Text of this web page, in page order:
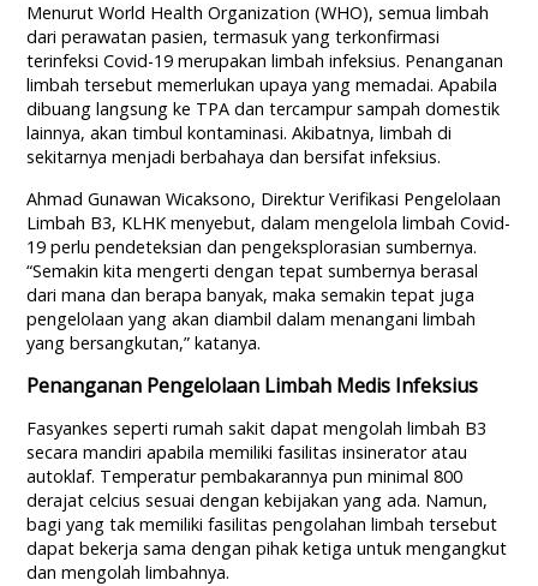
Menurut World Health Organization (WHO), semua limbah
dari perawatan pasien, termasuk yang terkonfirmasi
terinfeksi Covid-19 merupakan limbah infeksius. Penanganan
limbah tersebut memerlukan upaya yang memadai. Apabila
dibuang langsung ke TPA dan tercampur sampah domestik
lainnya, akan timbul kontaminasi. Akibatnya, limbah di
sekitarnya menjadi berbahaya dan bersifat infeksius.
Ahmad Gunawan Wicaksono, Direktur Verifikasi Pengelolaan
Limbah B3, KLHK menyebut, dalam mengelola limbah Covid-
19 perlu pendeteksian dan pengeksplorasian sumbernya.
“Semakin kita mengerti dengan tepat sumbernya berasal
dari mana dan berapa banyak, maka semakin tepat juga
pengelolaan yang akan diambil dalam menangani limbah
yang bersangkutan,” katanya.
Penanganan Pengelolaan Limbah Medis Infeksius
Fasyankes seperti rumah sakit dapat mengolah limbah B3
secara mandiri apabila memiliki fasilitas insinerator atau
autoklaf. Temperatur pembakarannya pun minimal 800
derajat celcius sesuai dengan kebijakan yang ada. Namun,
bagi yang tak memiliki fasilitas pengolahan limbah tersebut
dapat bekerja sama dengan pihak ketiga untuk mengangkut
dan mengolah limbahnya.